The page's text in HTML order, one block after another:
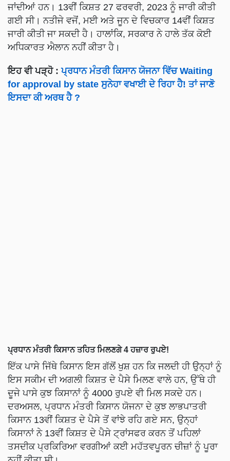
ਜਾਂਦੀਆਂ ਹਨ। 13ਵੀਂ ਕਿਸ਼ਤ 27 ਫਰਵਰੀ, 2023 ਨੂੰ ਜਾਰੀ ਕੀਤੀ
ਗਈ ਸੀ। ਨਤੀਜੇ ਵਜੋਂ, ਮਈ ਅਤੇ ਜੂਨ ਦੇ ਵਿਚਕਾਰ 14ਵੀਂ ਕਿਸ਼ਤ
ਜਾਰੀ ਕੀਤੀ ਜਾ ਸਕਦੀ ਹੈ। ਹਾਲਾਂਕਿ, ਸਰਕਾਰ ਨੇ ਹਾਲੇ ਤੱਕ ਕੋਈ
ਅਧਿਕਾਰਤ ਐਲਾਨ ਨਹੀਂ ਕੀਤਾ ਹੈ।
ਇਹ ਵੀ ਪੜ੍ਹੋ :ਪ੍ਰਧਾਨ ਮੰਤਰੀ ਕਿਸਾਨ ਯੋਜਨਾ ਵਿੱਚ Waiting
for approval by state ਸੁਨੇਹਾ ਵਖਾਈ ਦੇ ਰਿਹਾ ਹੈ! ਤਾਂ ਜਾਣੋ
ਇਸਦਾ ਕੀ ਅਰਥ ਹੈ ?
ਪ੍ਰਧਾਨ ਮੰਤਰੀ ਕਿਸਾਨ ਤਹਿਤ ਮਿਲਣਗੇ 4 ਹਜ਼ਾਰ ਰੁਪਏ!
ਇੱਕ ਪਾਸੇ ਜਿੱਥੇ ਕਿਸਾਨ ਇਸ ਗੱਲੋਂ ਖੁਸ਼ ਹਨ ਕਿ ਜਲਦੀ ਹੀ ਉਨ੍ਹਾਂ ਨੂੰ
ਇਸ ਸਕੀਮ ਦੀ ਅਗਲੀ ਕਿਸ਼ਤ ਦੇ ਪੈਸੇ ਮਿਲਣ ਵਾਲੇ ਹਨ, ਉੱਥੇ ਹੀ
ਦੂਜੇ ਪਾਸੇ ਕੁਝ ਕਿਸਾਨਾਂ ਨੂੰ 4000 ਰੁਪਏ ਵੀ ਮਿਲ ਸਕਦੇ ਹਨ।
ਦਰਅਸਲ, ਪ੍ਰਧਾਨ ਮੰਤਰੀ ਕਿਸਾਨ ਯੋਜਨਾ ਦੇ ਕੁਝ ਲਾਭਪਾਤਰੀ
ਕਿਸਾਨ 13ਵੀਂ ਕਿਸ਼ਤ ਦੇ ਪੈਸੇ ਤੋਂ ਵਾਂਝੇ ਰਹਿ ਗਏ ਸਨ, ਉਨ੍ਹਾਂ
ਕਿਸਾਨਾਂ ਨੇ 13ਵੀਂ ਕਿਸ਼ਤ ਦੇ ਪੈਸੇ ਟ੍ਰਾਂਸਫਰ ਕਰਨ ਤੋਂ ਪਹਿਲਾਂ
ਤਸਦੀਕ ਪ੍ਰਕਿਰਿਆ ਵਰਗੀਆਂ ਕਈ ਮਹੱਤਵਪੂਰਨ ਚੀਜ਼ਾਂ ਨੂੰ ਪੂਰਾ